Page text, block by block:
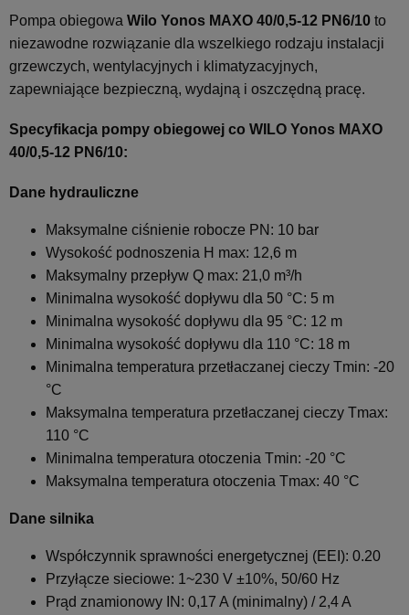
Pompa obiegowa Wilo Yonos MAXO 40/0,5-12 PN6/10 to
niezawodne rozwiązanie dla wszelkiego rodzaju instalacji
grzewczych, wentylacyjnych i klimatyzacyjnych,
zapewniające bezpieczną, wydajną i oszczędną pracę.
Specyfikacja pompy obiegowej co WILO Yonos MAXO
40/0,5-12 PN6/10:
Dane hydrauliczne
Maksymalne ciśnienie robocze PN: 10 bar
Wysokość podnoszenia H max: 12,6 m
Maksymalny przepływ Q max: 21,0 m³/h
Minimalna wysokość dopływu dla 50 °C: 5 m
Minimalna wysokość dopływu dla 95 °C: 12 m
Minimalna wysokość dopływu dla 110 °C: 18 m
Minimalna temperatura przetłaczanej cieczy Tmin: -20
°C
Maksymalna temperatura przetłaczanej cieczy Tmax:
110 °C
Minimalna temperatura otoczenia Tmin: -20 °C
Maksymalna temperatura otoczenia Tmax: 40 °C
Dane silnika
Współczynnik sprawności energetycznej (EEI): 0.20
Przyłącze sieciowe: 1~230 V ±10%, 50/60 Hz
Prąd znamionowy IN: 0,17 A (minimalny) / 2,4 A